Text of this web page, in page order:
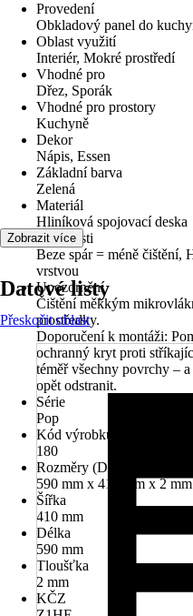
Provedení
Obkladový panel do
Oblast využití
Interiér, Mokré prostředí
Vhodné pro
Dřez, Sporák
Vhodné pro prostory
Kuchyně
Dekor
Nápis, Essen
Základní barva
Zelená
Materiál
Hliníková spojovací deska
Vlastnosti
Beze spár = méně
vrstvou
Upozornění
Čištění měkkým
prostředky.
Doporučení k montáži:
ochranný kryt proti
téměř všechny povrchy –
opět odstranit.
Série
Pop
Kód výrobku
180
Rozměry (DxŠxT)
590 mm x 410 mm x 2 mm
Šířka
410 mm
Délka
590 mm
Tloušťka
2 mm
KČZ
Zobrazit více
Datové listy
Přeskočit oblast